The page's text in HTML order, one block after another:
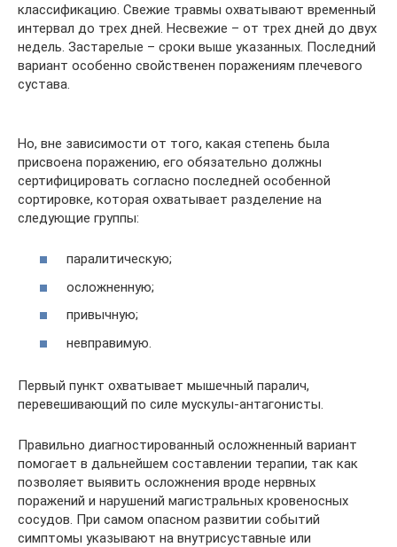
классификацию. Свежие травмы охватывают временный
интервал до трех дней. Несвежие – от трех дней до двух
недель. Застарелые – сроки выше указанных. Последний
вариант особенно свойственен поражениям плечевого
сустава.
Но, вне зависимости от того, какая степень была
присвоена поражению, его обязательно должны
сертифицировать согласно последней особенной
сортировке, которая охватывает разделение на
следующие группы:
паралитическую;
осложненную;
привычную;
невправимую.
Первый пункт охватывает мышечный паралич,
перевешивающий по силе мускулы-антагонисты.
Правильно диагностированный осложненный вариант
помогает в дальнейшем составлении терапии, так как
позволяет выявить осложнения вроде нервных
поражений и нарушений магистральных кровеносных
сосудов. При самом опасном развитии событий
симптомы указывают на внутрисуставные или